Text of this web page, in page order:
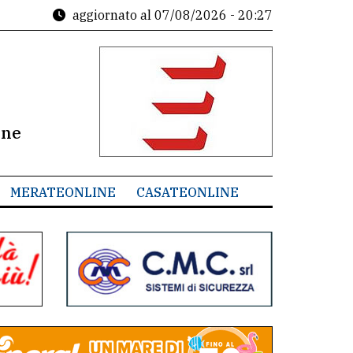
aggiornato al 07/08/2026 - 20:27
MERATEONLINE CASATEONLINE